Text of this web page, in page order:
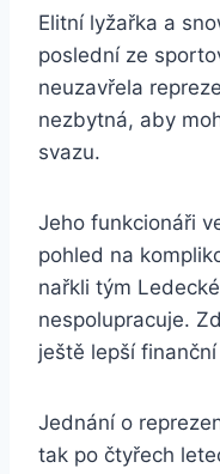
Elitní lyžařka a
poslední ze
neuzavřela
nezbytná, aby
svazu.
Jeho funkcionáři
pohled na
nařkli tým
nespolupracuje.
ještě lepší
Jednání o
tak po čtyřech